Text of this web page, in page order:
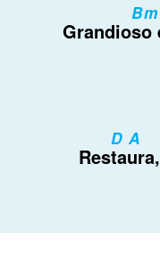
Grandioso
Res
D A